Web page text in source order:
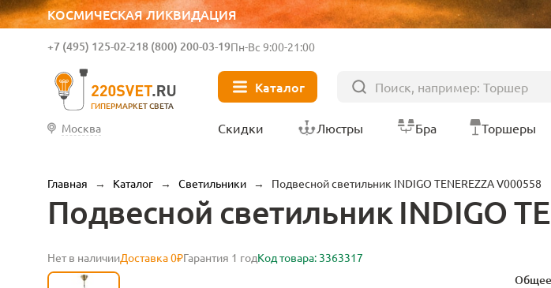
КОСМИЧЕСКАЯ ЛИКВИДАЦИЯ
ГИПЕРМАРКЕТ СВЕТА
+7 (495) 125-02-218 (800) 200-03-19Пн-Вс 9:00-21:00
Каталог
Москва Скидки Люстры Бра Торшеры
Главная → Каталог → Светильники → Подвесной светильник INDIGO TENEREZZA V000558
Подвесной светильник INDIGO
Нет в наличииДоставка 0₽Гарантия 1 годКод товара: 3363317